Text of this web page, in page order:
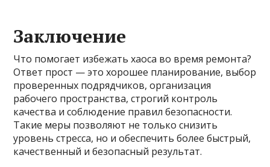
Заключение
Что помогает избежать хаоса во время ремонта?
Ответ прост — это хорошее планирование, выбор
проверенных подрядчиков, организация
рабочего пространства, строгий контроль
качества и соблюдение правил безопасности.
Такие меры позволяют не только снизить
уровень стресса, но и обеспечить более быстрый,
качественный и безопасный результат.